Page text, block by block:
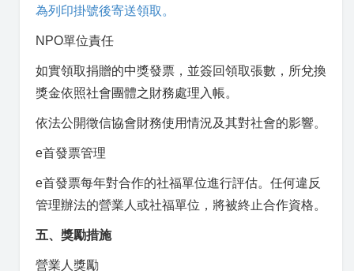
為列印掛號後寄送領取。
NPO單位責任
如實領取捐贈的中獎發票，並簽回領取張數，所兌換
獎金依照社會團體之財務處理入帳。
依法公開徵信協會財務使用情況及其對社會的影響。
e首發票管理
e首發票每年對合作的社福單位進行評估。任何違反
管理辦法的營業人或社福單位，將被終止合作資格。
五、獎勵措施
營業人獎勵